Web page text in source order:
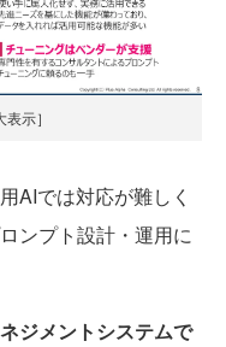
示］
AIでは対応が難しく
ンプト設計・運用に
ジメントシステムで